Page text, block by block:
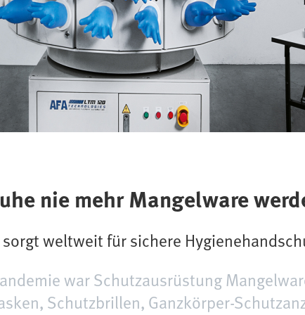
nie mehr Mangelware
weltweit für sichere
war Schutzausrüstung
Schutzbrillen, Ganzkörper-